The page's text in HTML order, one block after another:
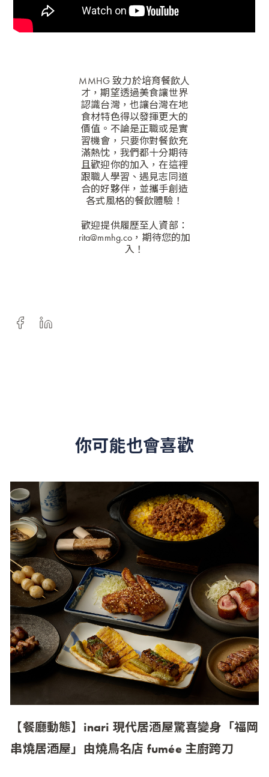
MMHG 致力於培育餐飲人
才，期望透過美食讓世界
認識台灣，也讓台灣在地
食材特色得以發揮更大的
價值。不論是正職或是實
習機會，只要你對餐飲充
滿熱忱，我們都十分期待
且歡迎你的加入，在這裡
跟職人學習、遇見志同道
合的好夥伴，並攜手創造
各式風格的餐飲體驗！
歡迎提供履歷至人資部：
rita@mmhg.co ，期待您的加
入！
你可能也會喜歡
【餐廳動態】inari 現代居酒屋驚喜變身「福岡
串燒居酒屋」由燒鳥名店 fumée 主廚跨刀